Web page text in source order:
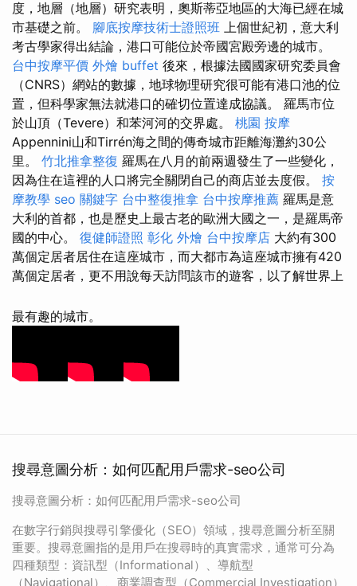
度，地層（地層）研究表明，奧斯蒂亞地區的大海已經在城
市基礎之前。 腳底按摩技術士證照班 上個世紀初，意大利
考古學家得出結論，港口可能位於帝國宮殿旁邊的城市。
台中按摩平價 外燴 buffet 後來，根據法國國家研究委員會
（CNRS）網站的數據，地球物理研究很可能有港口池的位
置，但科學家無法就港口的確切位置達成協議。 羅馬市位
於山頂（Tevere）和苯河河的交界處。 桃園 按摩
Appennini山和Tirrén海之間的傳奇城市距離海灘約30公
里。 竹北推拿整復 羅馬在八月的前兩週發生了一些變化，
因為住在這裡的人口將完全關閉自己的商店並去度假。 按
摩教學 seo 關鍵字 台中整復推拿 台中按摩推薦 羅馬是意
大利的首都，也是歷史上最古老的歐洲大國之一，是羅馬帝
國的中心。 復健師證照 彰化 外燴 台中按摩店 大約有300
萬個定居者居住在這座城市，而大都市為這座城市擁有420
萬個定居者，更不用說每天訪問該市的遊客，以了解世界上
最有趣的城市。
搜尋意圖分析：如何匹配用戶需求-seo公司
搜尋意圖分析：如何匹配用戶需求-seo公司
在數字行銷與搜尋引擎優化（SEO）領域，搜尋意圖分析至關
重要。搜尋意圖指的是用戶在搜尋時的真實需求，通常可分為
四種類型：資訊型（Informational）、導航型
（Navigational）、商業調查型（Commercial Investigation）